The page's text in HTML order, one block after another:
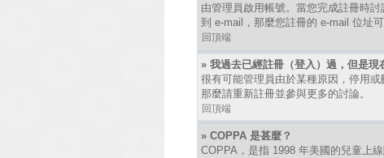
由管理員啟用帳號。當您完成註冊時
到 e-mail，那麼您註冊的 e-mail 位址
回頂端
» 我過去已經註冊（登入）過，但是現
很有可能管理員由於某種原因，停用
那麼請重新註冊並參與更多的討論。
回頂端
» COPPA 是甚麼？
COPPA，是指 1998 年美國的兒童上